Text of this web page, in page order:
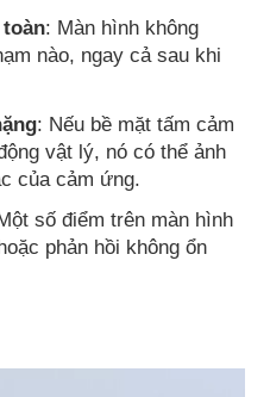
: Màn hình không
nào, ngay cả sau khi
: Nếu bề mặt tấm cảm
vật lý, nó có thể ảnh
của cảm ứng.
số điểm trên màn hình
phản hồi không ổn